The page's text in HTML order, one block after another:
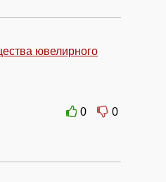
ювелирного
0
0